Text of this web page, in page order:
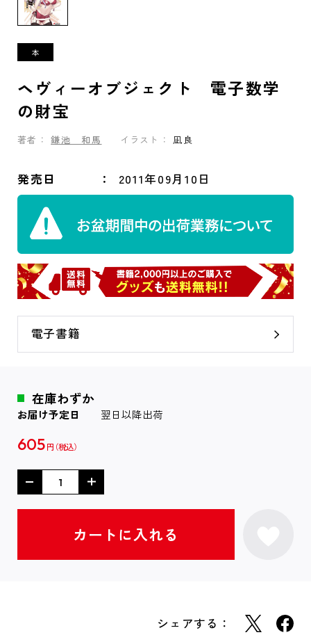
ヘヴィーオブジェクト 電子数学
の財宝
著者： 鎌池 和馬 イラスト： 凪良
発売日 2011年09月10日
電子書籍
在庫わずか
お届け予定日 翌日以降出荷
605 円
シェアする：